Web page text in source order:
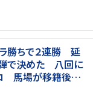
勝ちで２連勝 延
で決めた 八回に
馬場が移籍後初